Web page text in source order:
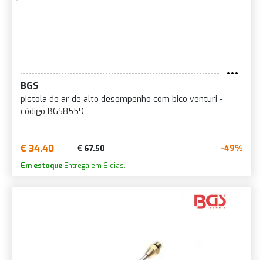
BGS
pistola de ar de alto desempenho com bico venturi -
código BGS8559
€ 34.40 € 67.50 -49%
Em estoque Entrega em 6 dias.